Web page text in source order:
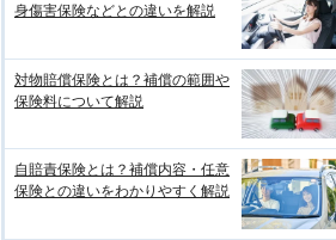
身傷害保険などとの違いを解説
対物賠償保険とは？補償の範囲や
保険料について解説
自賠責保険とは？補償内容・任意
保険との違いをわかりやすく解説